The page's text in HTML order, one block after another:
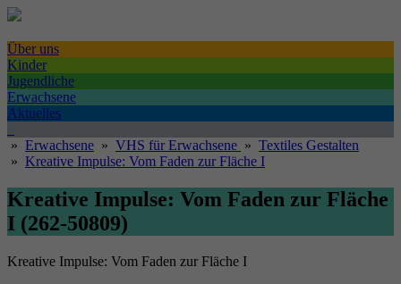
Über uns
Kinder
Jugendliche
Erwachsene
Aktuelles
» Erwachsene » VHS für Erwachsene » Textiles Gestalten
» Kreative Impulse: Vom Faden zur Fläche I
Kreative Impulse: Vom Faden zur Fläche
I (262-50809)
Kreative Impulse: Vom Faden zur Fläche I